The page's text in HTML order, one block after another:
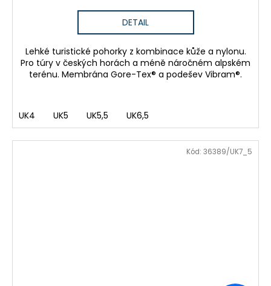
DETAIL
Lehké turistické pohorky z kombinace kůže a nylonu.
Pro túry v českých horách a méně náročném alpském
terénu. Membrána Gore-Tex® a podešev Vibram®.
UK4 UK5 UK5,5 UK6,5
Kód: 36389/UK7_5